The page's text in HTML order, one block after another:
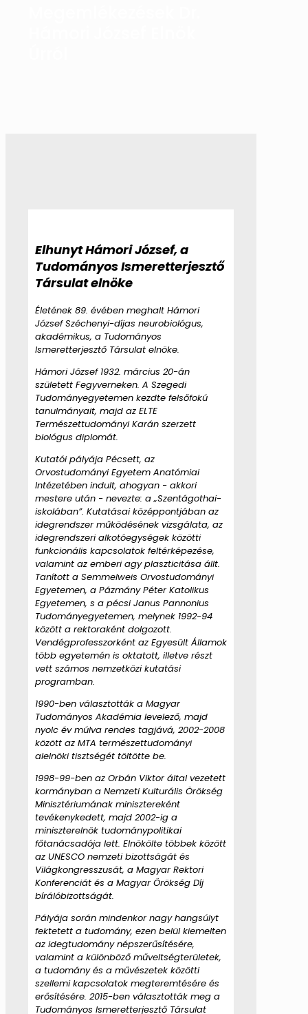
Elhunyt Hámori József, a
Tudományos Ismeretterjesztő
Társulat elnöke
Életének 89. évében meghalt Hámori
József Széchenyi-díjas neurobiológus,
akadémikus, a Tudományos
Ismeretterjesztő Társulat elnöke.
Hámori József 1932. március 20-án
született Fegyverneken. A Szegedi
Tudományegyetemen kezdte felsőfokú
tanulmányait, majd az ELTE
Természettudományi Karán szerzett
biológus diplomát.
Kutatói pályája Pécsett, az
Orvostudományi Egyetem Anatómiai
Intézetében indult, ahogyan - akkori
mestere után - nevezte: a „Szentágothai-
iskolában”. Kutatásai középpontjában az
idegrendszer működésének vizsgálata, az
idegrendszeri alkotóegységek közötti
funkcionális kapcsolatok feltérképezése,
valamint az emberi agy plaszticitása állt.
Tanított a Semmelweis Orvostudományi
Egyetemen, a Pázmány Péter Katolikus
Egyetemen, s a pécsi Janus Pannonius
Tudományegyetemen, melynek 1992-94
között a rektoraként dolgozott.
Vendégprofesszorként az Egyesült Államok
több egyetemén is oktatott, illetve részt
vett számos nemzetközi kutatási
programban.
1990-ben választották a Magyar
Tudományos Akadémia levelező, majd
nyolc év múlva rendes tagjává, 2002-2008
között az MTA természettudományi
alelnöki tisztségét töltötte be.
1998-99-ben az Orbán Viktor által vezetett
kormányban a Nemzeti Kulturális Örökség
Minisztériumának minisztereként
tevékenykedett, majd 2002-ig a
miniszterelnök tudománypolitikai
főtanácsadója lett. Elnökölte többek között
az UNESCO nemzeti bizottságát és
Világkongresszusát, a Magyar Rektori
Konferenciát és a Magyar Örökség Díj
bírálóbizottságát.
Pályája során mindenkor nagy hangsúlyt
fektetett a tudomány, ezen belül kiemelten
az idegtudomány népszerűsítésére,
valamint a különböző műveltségterületek,
a tudomány és a művészetek közötti
szellemi kapcsolatok megteremtésére és
erősítésére. 2015-ben választották meg a
Tudományos Ismeretterjesztő Társulat